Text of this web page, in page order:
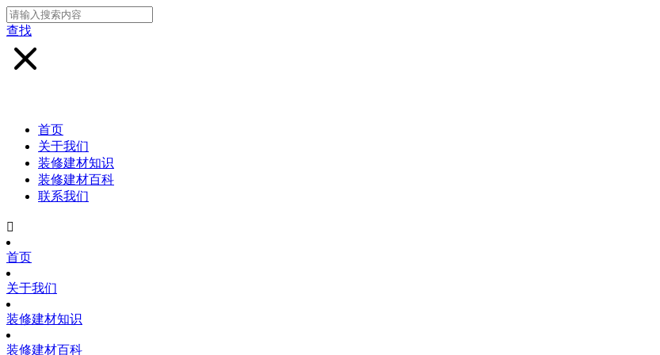
查找
首页
关于我们
装修建材知识
装修建材百科
联系我们

首页
关于我们
装修建材知识
装修建材百科